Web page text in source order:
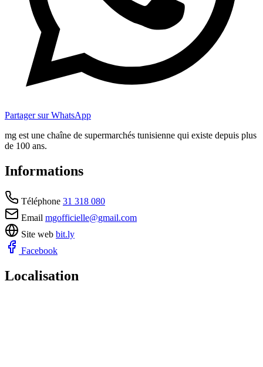
Partager sur WhatsApp
mg est une chaîne de supermarchés tunisienne qui existe depuis plus
de 100 ans.
Informations
Téléphone 31 318 080
Email mgofficielle@gmail.com
Site web bit.ly
Facebook
Localisation